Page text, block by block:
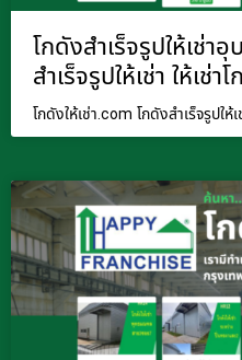
โกดังสำเร็จรูปให้เช่า
สำเร็จรูปให้เช่า ให้เช่
โกดังให้เช่า.com โกดังสำเร็จรูปให้